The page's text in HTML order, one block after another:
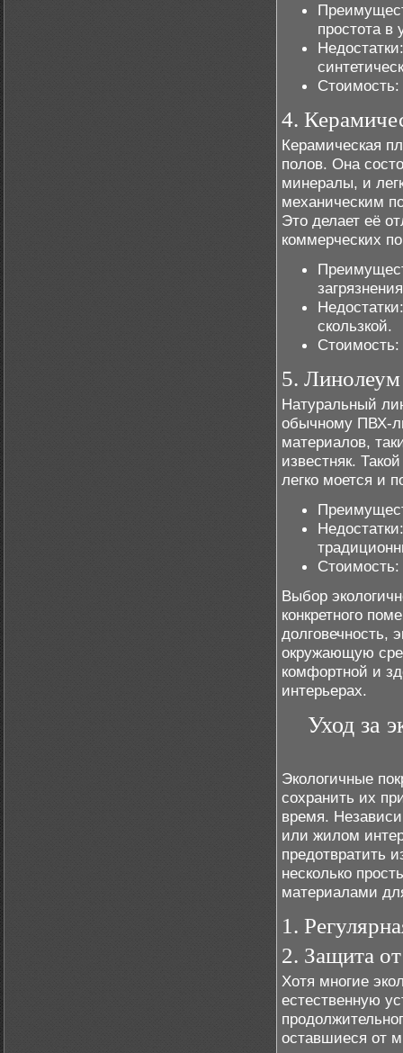
простота в
Стоимость:
4.
Керамическая
полов. Она
минералы, и
механическим
Это делает её
коммерческих
скользкой.
Стоимость:
5. Линолеум
Натуральный
обычному ПВХ-
материалов,
известняк.
легко моется и
Стоимость:
Выбор
конкретного
долговечность,
окружающую
комфортной и
интерьерах.
Уход за
Экологичные
сохранить их
время.
или жилом
предотвратить
несколько
материалами
1.
2. Защита
Хотя многие
естественную
оставшиеся от